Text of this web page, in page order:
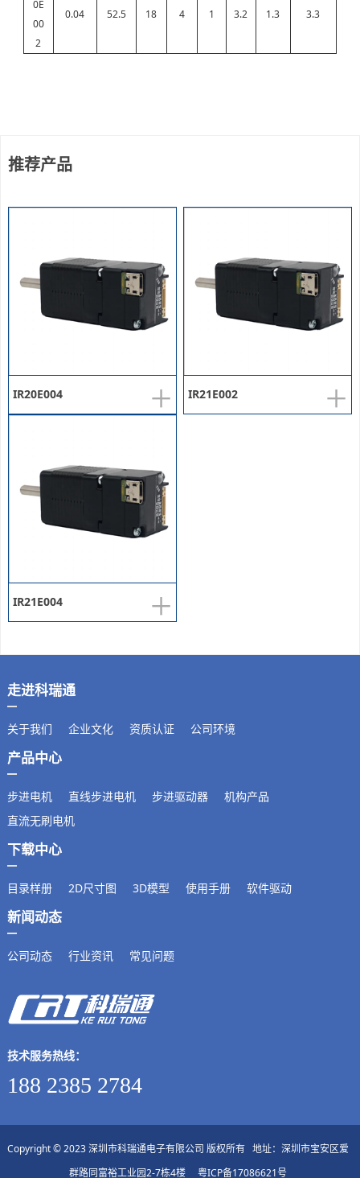
0E
00
2
0.04 52.5 18 4 1 3.2 1.3 3.3
推荐产品
+
IR20E004 +
IR21E002
+
IR21E004
走进科瑞通
关于我们 企业文化 资质认证 公司环境
产品中心
步进电机 直线步进电机 步进驱动器
机构产品
直流无刷电机
下载中心
目录样册 2D尺寸图 3D模型 使用手册 软件驱动
新闻动态
公司动态 行业资讯 常见问题
技术服务热线：
188 2385 2784
Copyright © 2023 深圳市科瑞通电子有限公司 版权所有 地址：深圳市宝安区爱
群路同富裕工业园2-7栋4楼粤ICP备17086621号